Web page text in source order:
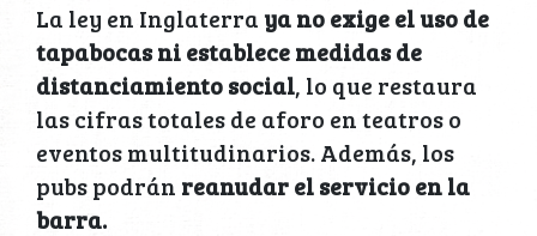
La ley en Inglaterra ya no exige el uso de
tapabocas ni establece medidas de
distanciamiento social, lo que restaura
las cifras totales de aforo en teatros o
eventos multitudinarios. Además, los
pubs podrán reanudar el servicio en la
barra.